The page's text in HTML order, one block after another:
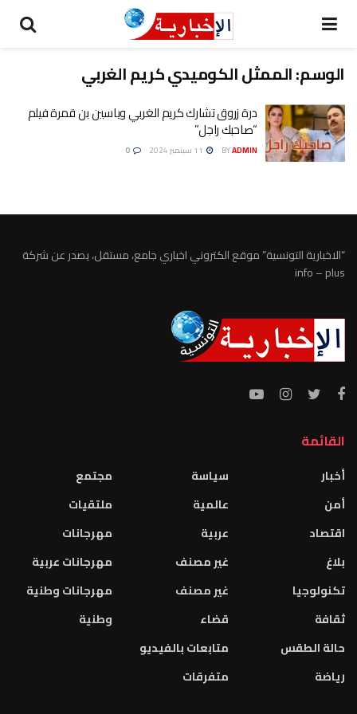
الوسم:الممثل الكوميدي كريم الغربي
درة زروق تشارك كريم الغربي وياسين بن قمرة فيلم
“صاحبك راجل”
BYADMIN
“الاخبارية التونسية” موقع الكتروني اخباري جامع، مستقل، يصدر عن شركة
info – plus
القائمة
أخبار
أمن
اقتصاد
بلاغ
تكنولوجيا
ثقافة
حالة الطقس
رياضة
سياسة
عالمية
عربية
غير مصنف
غير مصنف
قضاء
متابعات بالفيديو
متفرقات
مجتمع
ملتقيات
مهرجانات
مهرجانات عربية
مهرجانات وطنية
وطنية